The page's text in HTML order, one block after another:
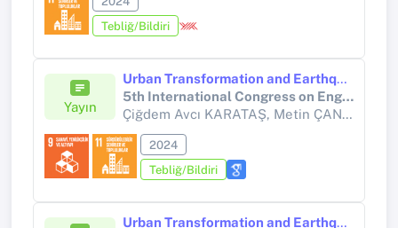
Tebliğ/Bildiri
Yayın
Urban Transformation and Earthquake Resilience: Strategies and Case Study In Yalova Province, Türkiye
5th International Congress on Engineering and Sciences
Çiğdem Avcı KARATAŞ, Metin ÇANCI,
2024
Tebliğ/Bildiri
Urban Transformation and Earthqueke Resiilence Strategies and Case Study in Yalova